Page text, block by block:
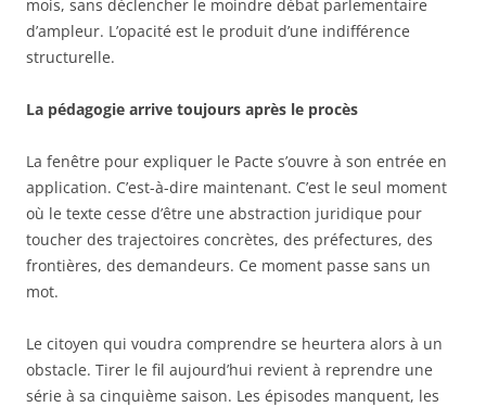
mois, sans déclencher le moindre débat parlementaire
d’ampleur. L’opacité est le produit d’une indifférence
structurelle.
La pédagogie arrive toujours après le procès
La fenêtre pour expliquer le Pacte s’ouvre à son entrée en
application. C’est-à-dire maintenant. C’est le seul moment
où le texte cesse d’être une abstraction juridique pour
toucher des trajectoires concrètes, des préfectures, des
frontières, des demandeurs. Ce moment passe sans un
mot.
Le citoyen qui voudra comprendre se heurtera alors à un
obstacle. Tirer le fil aujourd’hui revient à reprendre une
série à sa cinquième saison. Les épisodes manquent, les